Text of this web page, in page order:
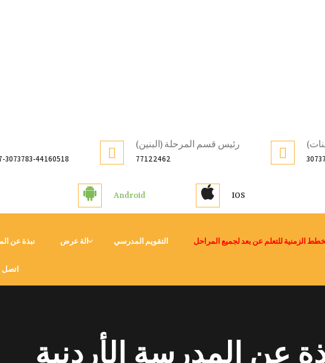
3073783-44160518
رئيس قسم المرحلة (البنين)
77122462
Android IOS
نبذة عن الة عرض التقويم المدرسي الزمنية للتعلم عن بعد لجميع المراحل
اتصل
عن المدرسة الأردنية